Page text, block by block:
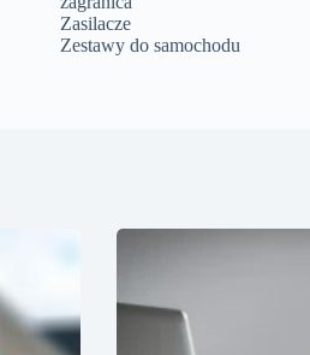
Zasilacze
Zestawy do samochodu